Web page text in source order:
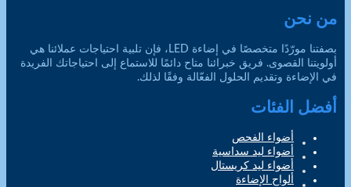
من نحن
بصفتنا مورّدًا متخصصًا في إضاءة LED، فإن تلبية احتياجات عملائنا هي
أولويتنا القصوى. فريق خبرائنا متاح دائمًا للاستماع إلى احتياجاتك الفريدة
في الإضاءة وتقديم الحلول الفعّالة وفقًا لذلك.
أفضل الفئات
أضواء الفحص
أضواء ليد سداسية
أضواء ليد كريستال
ألواح الإضاءة